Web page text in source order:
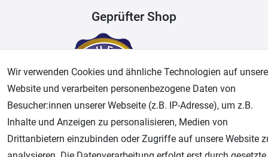
Geprüfter Shop
AGB Widerrufsrecht Datenschutz Impressum
Wir verwenden Cookies und ähnliche Technologien auf
Website und verarbeiten personenbezogene Daten von
Besucher:innen unserer Webseite (z.B. IP-Adresse), um z.B.
Inhalte und Anzeigen zu personalisieren, Medien von
Drittanbietern einzubinden oder Zugriffe auf unsere Website